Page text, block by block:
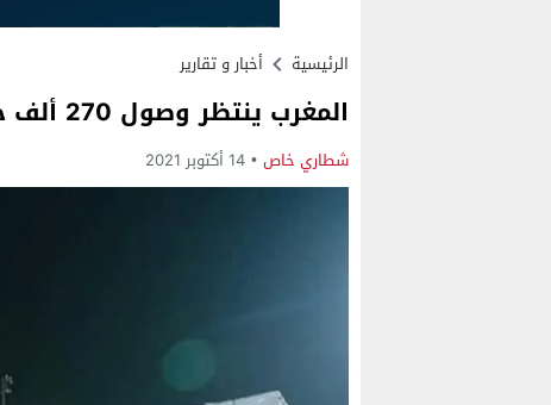
الرئيسية أخبار و تقارير
المغرب ينتظر وصول 270 ألف جرعة جديدة من “فايزر” اليوم الخميس
شطاري خاص 14 أكتوبر 2021